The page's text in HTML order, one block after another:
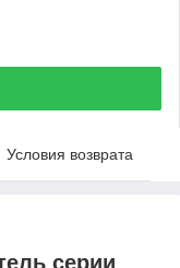
Условия возврата
серии